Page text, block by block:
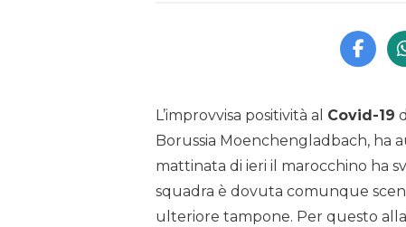
L’improvvisa positività al Covid-19
Borussia Moenchengladbach, ha
mattinata di ieri il marocchino ha
squadra è dovuta comunque
ulteriore tampone. Per questo alla